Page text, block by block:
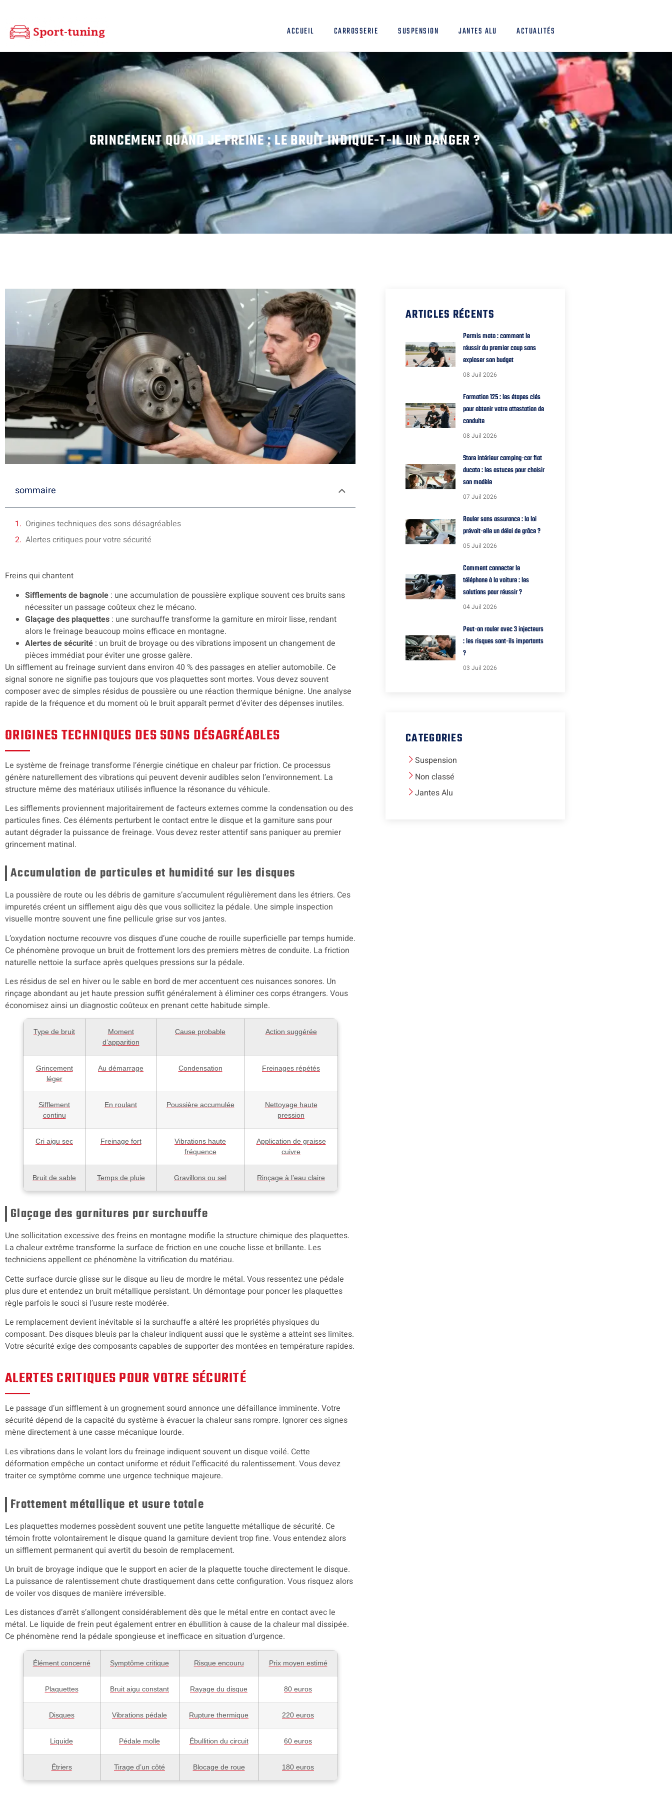
ACCUEIL CARROSSERIE SUSPENSION JANTES ALU ACTUALITÉS
GRINCEMENT QUAND JE FREINE : LE BRUIT INDIQUE-T-IL UN DANGER ?
sommaire
Origines techniques des sons désagréables
Alertes critiques pour votre sécurité
Freins qui chantent
Sifflements de bagnole : une accumulation de poussière explique souvent ces bruits sans
nécessiter un passage coûteux chez le mécano.
Glaçage des plaquettes : une surchauffe transforme la garniture en miroir lisse, rendant
alors le freinage beaucoup moins efficace en montagne.
Alertes de sécurité : un bruit de broyage ou des vibrations imposent un changement de
pièces immédiat pour éviter une grosse galère.
Un sifflement au freinage survient dans environ 40 % des passages en atelier automobile. Ce
signal sonore ne signifie pas toujours que vos plaquettes sont mortes. Vous devez souvent
composer avec de simples résidus de poussière ou une réaction thermique bénigne. Une analyse
rapide de la fréquence et du moment où le bruit apparaît permet d’éviter des dépenses inutiles.
ORIGINES TECHNIQUES DES SONS DÉSAGRÉABLES
Le système de freinage transforme l’énergie cinétique en chaleur par friction. Ce processus
génère naturellement des vibrations qui peuvent devenir audibles selon l’environnement. La
structure même des matériaux utilisés influence la résonance du véhicule.
Les sifflements proviennent majoritairement de facteurs externes comme la condensation ou des
particules fines. Ces éléments perturbent le contact entre le disque et la garniture sans pour
autant dégrader la puissance de freinage. Vous devez rester attentif sans paniquer au premier
grincement matinal.
Accumulation de particules et humidité sur les disques
La poussière de route ou les débris de garniture s’accumulent régulièrement dans les étriers. Ces
impuretés créent un sifflement aigu dès que vous sollicitez la pédale. Une simple inspection
visuelle montre souvent une fine pellicule grise sur vos jantes.
L’oxydation nocturne recouvre vos disques d’une couche de rouille superficielle par temps humide.
Ce phénomène provoque un bruit de frottement lors des premiers mètres de conduite. La friction
naturelle nettoie la surface après quelques pressions sur la pédale.
Les résidus de sel en hiver ou le sable en bord de mer accentuent ces nuisances sonores. Un
rinçage abondant au jet haute pression suffit généralement à éliminer ces corps étrangers. Vous
économisez ainsi un diagnostic coûteux en prenant cette habitude simple.
Type de bruit
Moment
d’apparition
Cause probable Action suggérée
Grincement
léger
Au démarrage Condensation Freinages répétés
Sifflement
continu
En roulant Poussière accumulée
Nettoyage haute
pression
Cri aigu sec Freinage fort
Vibrations haute
fréquence
Application de graisse
cuivre
Bruit de sable Temps de pluie Gravillons ou sel Rinçage à l’eau claire
Glaçage des garnitures par surchauffe
Une sollicitation excessive des freins en montagne modifie la structure chimique des plaquettes.
La chaleur extrême transforme la surface de friction en une couche lisse et brillante. Les
techniciens appellent ce phénomène la vitrification du matériau.
Cette surface durcie glisse sur le disque au lieu de mordre le métal. Vous ressentez une pédale
plus dure et entendez un bruit métallique persistant. Un démontage pour poncer les plaquettes
règle parfois le souci si l’usure reste modérée.
Le remplacement devient inévitable si la surchauffe a altéré les propriétés physiques du
composant. Des disques bleuis par la chaleur indiquent aussi que le système a atteint ses limites.
Votre sécurité exige des composants capables de supporter des montées en température rapides.
ALERTES CRITIQUES POUR VOTRE SÉCURITÉ
Le passage d’un sifflement à un grognement sourd annonce une défaillance imminente. Votre
sécurité dépend de la capacité du système à évacuer la chaleur sans rompre. Ignorer ces signes
mène directement à une casse mécanique lourde.
Les vibrations dans le volant lors du freinage indiquent souvent un disque voilé. Cette
déformation empêche un contact uniforme et réduit l’efficacité du ralentissement. Vous devez
traiter ce symptôme comme une urgence technique majeure.
Frottement métallique et usure totale
Les plaquettes modernes possèdent souvent une petite languette métallique de sécurité. Ce
témoin frotte volontairement le disque quand la garniture devient trop fine. Vous entendez alors
un sifflement permanent qui avertit du besoin de remplacement.
Un bruit de broyage indique que le support en acier de la plaquette touche directement le disque.
La puissance de ralentissement chute drastiquement dans cette configuration. Vous risquez alors
de voiler vos disques de manière irréversible.
Les distances d’arrêt s’allongent considérablement dès que le métal entre en contact avec le
métal. Le liquide de frein peut également entrer en ébullition à cause de la chaleur mal dissipée.
Ce phénomène rend la pédale spongieuse et inefficace en situation d’urgence.
Élément concerné Symptôme critique Risque encouru Prix moyen estimé
Plaquettes Bruit aigu constant Rayage du disque 80 euros
Disques Vibrations pédale Rupture thermique 220 euros
Liquide Pédale molle Ébullition du circuit 60 euros
Étriers Tirage d’un côté Blocage de roue 180 euros
ARTICLES RÉCENTS
Permis moto : comment le
réussir du premier coup sans
exploser son budget
08 Juil 2026
Formation 125 : les étapes clés
pour obtenir votre attestation de
conduite
08 Juil 2026
Store intérieur camping-car fiat
ducato : les astuces pour choisir
son modèle
07 Juil 2026
Rouler sans assurance : la loi
prévoit-elle un délai de grâce ?
05 Juil 2026
Comment connecter le
téléphone à la voiture : les
solutions pour réussir ?
04 Juil 2026
Peut-on rouler avec 3 injecteurs
: les risques sont-ils importants
?
03 Juil 2026
CATEGORIES
Suspension
Non classé
Jantes Alu